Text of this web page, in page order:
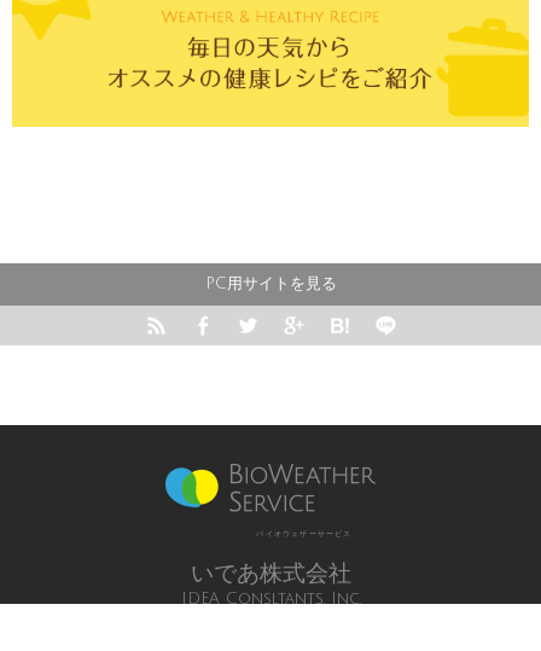
PC用サイトを見る
     
バイオウェザーサービス
いであ株式会社
IDEA Consltants, Inc.